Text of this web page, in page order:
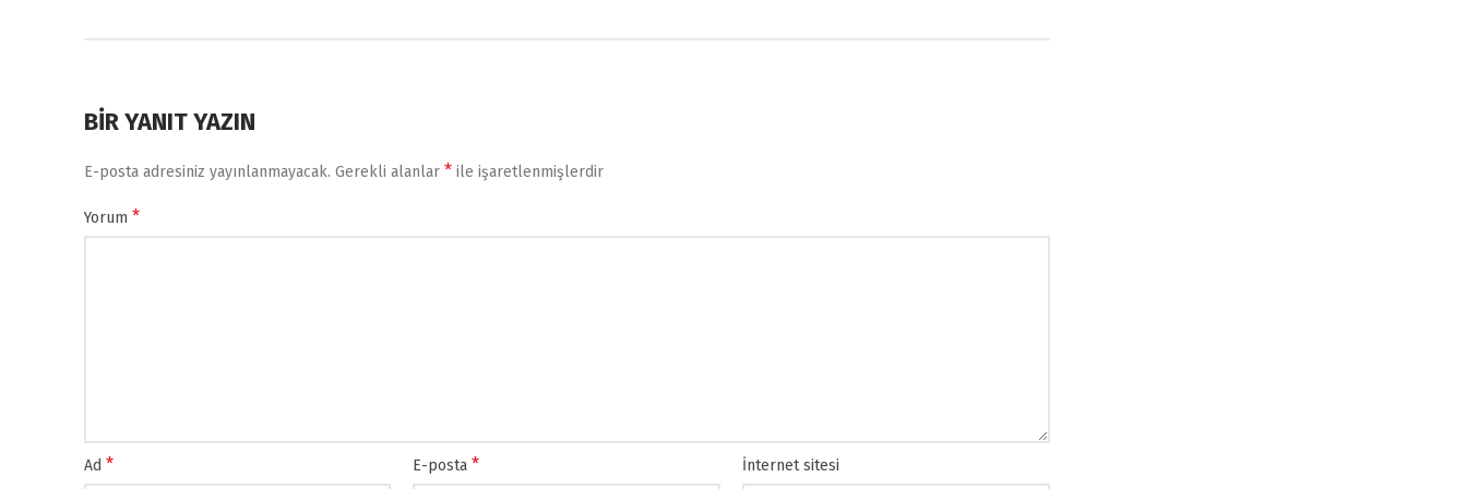
BIR YANIT YAZIN
E-posta adresiniz yayınlanmayacak. Gerekli alanlar *ile işaretlenmişlerdir
Yorum *
Ad * E-posta* İnternet sitesi